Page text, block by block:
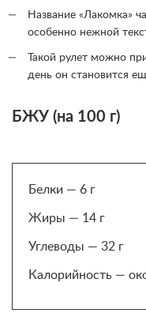
Название «Лакомка»
особенно нежной
Такой рулет можно
день он становится
БЖУ (на 100 г)
Белки — 6 г
Жиры — 14 г
Углеводы — 32 г
Калорийность —